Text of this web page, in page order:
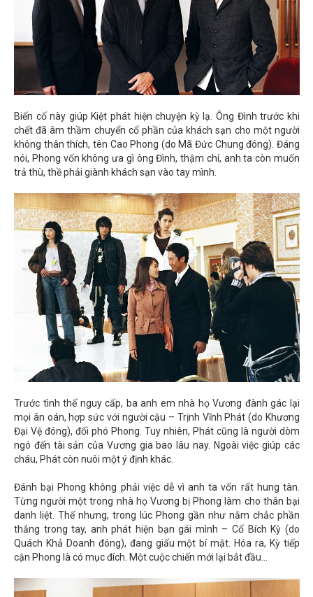
Biến cố này giúp Kiệt phát hiện chuyện kỳ lạ. Ông Đình trước khi
chết đã âm thầm chuyển cổ phần của khách sạn cho một người
không thân thích, tên Cao Phong (do Mã Đức Chung đóng). Đáng
nói, Phong vốn không ưa gì ông Đình, thậm chí, anh ta còn muốn
trả thù, thề phải giành khách sạn vào tay mình.
Trước tình thế nguy cấp, ba anh em nhà họ Vương đành gác lại
mọi ân oán, hợp sức với người cậu – Trịnh Vĩnh Phát (do Khương
Đại Vệ đóng), đối phó Phong. Tuy nhiên, Phát cũng là người dòm
ngó đến tài sản của Vương gia bao lâu nay. Ngoài việc giúp các
cháu, Phát còn nuôi một ý định khác.
Đánh bại Phong không phải việc dễ vì anh ta vốn rất hung tàn.
Từng người một trong nhà họ Vương bị Phong làm cho thân bại
danh liệt. Thế nhưng, trong lúc Phong gần như nắm chắc phần
thắng trong tay, anh phát hiện bạn gái mình – Cố Bích Kỳ (do
Quách Khả Doanh đóng), đang giấu một bí mật. Hóa ra, Kỳ tiếp
cận Phong là có mục đích. Một cuộc chiến mới lại bắt đầu...